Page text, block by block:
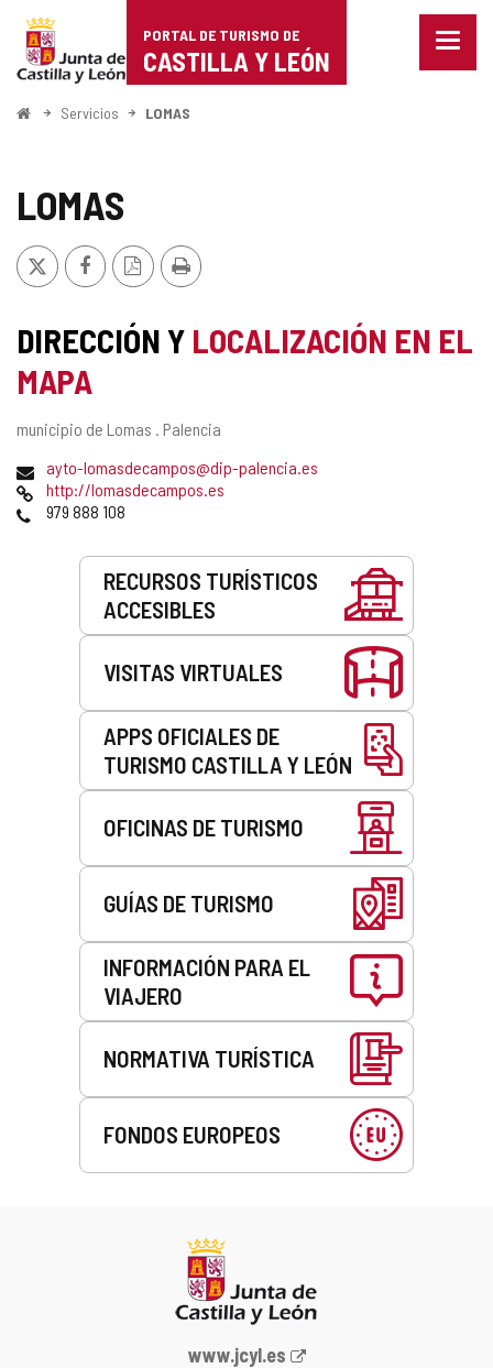
Portal
de
Turismo
Castilla
León
PORTAL DE TURISMO DE
CASTILLA Y LEÓN
Menu
InicioServicios LOMAS
LOMAS
X FacebookVersión
PDF
Imprimir
DIRECCIÓN Y LOCALIZACIÓN EN EL
MAPA
Dirección
municipio de Lomas . Palencia
Dirección
de
correo
ayto-lomasdecampos@dip-palencia.es
Página
Web
http://lomasdecampos.es
Teléfonos
979 888 108
RECURSOS TURÍSTICOS
ACCESIBLES
VISITAS VIRTUALES
APPS OFICIALES DE
TURISMO CASTILLA Y LEÓN
OFICINAS DE TURISMO
GUÍAS DE TURISMO
INFORMACIÓN PARA EL
VIAJERO
NORMATIVA TURÍSTICA
FONDOS EUROPEOS
Portal
www.jcyl.es